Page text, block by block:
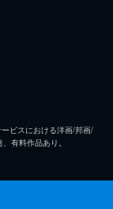
ビスにおける洋画/邦画/
有料作品あり。